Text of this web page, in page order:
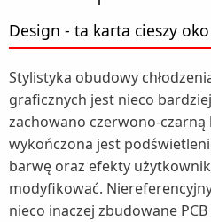
Design - ta karta cieszy oko
Stylistyka obudowy
graficznych jest nieco
zachowano czerwono-czarną
wykończona jest
barwę oraz efekty
modyfikować.
nieco inaczej zbudowane